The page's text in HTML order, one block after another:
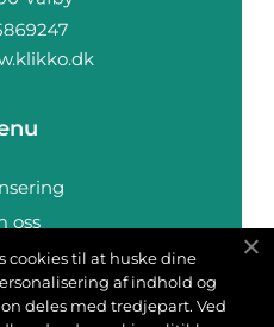
oss
oss
cookies til at huske dine
af indhold og
deles med tredjepart. Ved